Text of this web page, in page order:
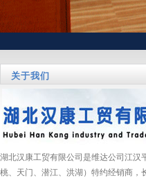
关于我们
湖北汉康工贸有限公司是维达公司江汉
桃、天门、潜江、洪湖）特约经销商，